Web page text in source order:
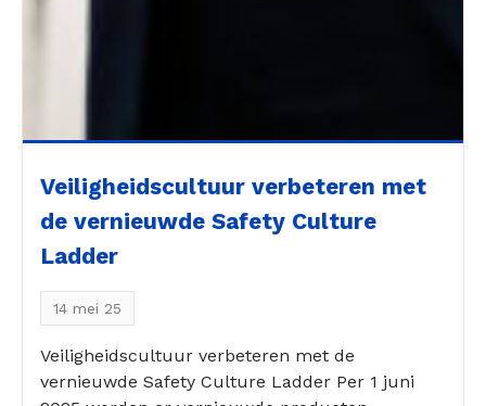
Veiligheidscultuur verbeteren met
de vernieuwde Safety Culture
Ladder
14 mei 25
Veiligheidscultuur verbeteren met de
vernieuwde Safety Culture Ladder Per 1 juni